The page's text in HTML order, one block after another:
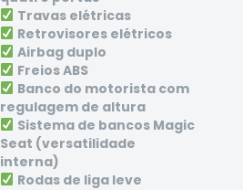
Travas elétricas
Retrovisores elétricos
Airbag duplo
Freios ABS
Banco do motorista com
regulagem de altura
Sistema de bancos Magic
Seat (versatilidade
interna)
Rodas de liga leve